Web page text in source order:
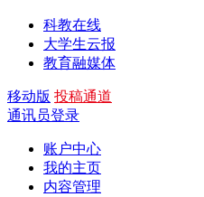
科教在线
大学生云报
教育融媒体
移动版 投稿通道
通讯员登录
账户中心
我的主页
内容管理